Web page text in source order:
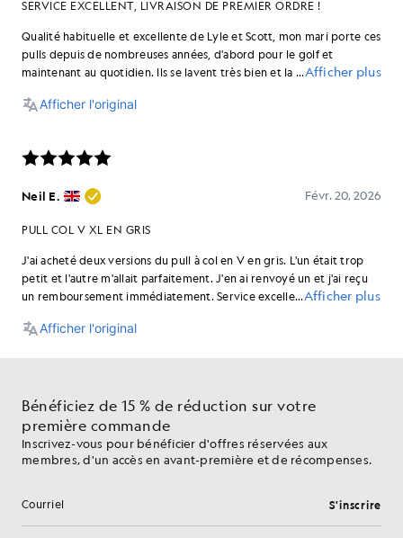
Bénéficiez de 15 % de réduction sur votre
première commande
Inscrivez-vous pour bénéficier d'offres réservées aux
membres, d'un accès en avant-première et de récompenses.
Adresse e-mail S'inscrire